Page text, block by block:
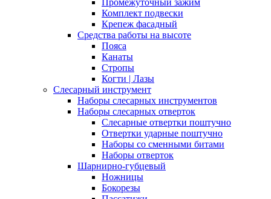
Промежуточный зажим
Комплект подвески
Крепеж фасадный
Средства работы на высоте
Пояса
Канаты
Стропы
Когти | Лазы
Слесарный инструмент
Наборы слесарных инструментов
Наборы слесарных отверток
Слесарные отвертки поштучно
Отвертки ударные поштучно
Наборы со сменными битами
Наборы отверток
Шарнирно-губцевый
Ножницы
Бокорезы